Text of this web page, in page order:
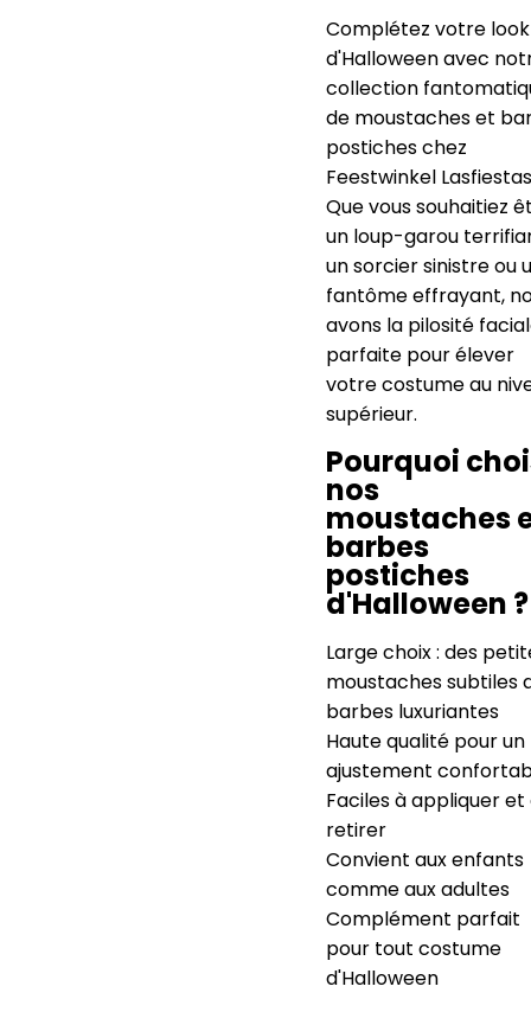
Complétez votre look
d'Halloween avec
collection
de moustaches et
postiches chez
Feestwinkel
Que vous souhaitiez
un loup-garou
un sorcier sinistre ou
fantôme effrayant,
avons la pilosité
parfaite pour élever
votre costume au
supérieur.
Pourquoi
nos
moustaches
barbes
postiches
d'Halloween ?
Large choix : des
moustaches subtiles
barbes luxuriantes
Haute qualité pour un
ajustement
Faciles à appliquer et
retirer
Convient aux enfants
comme aux adultes
Complément parfait
pour tout costume
d'Halloween